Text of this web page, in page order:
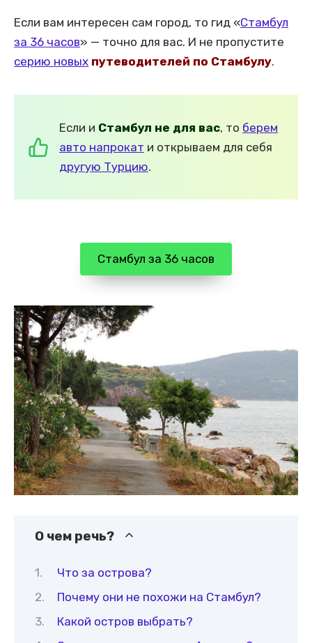
Если вам интересен сам город, то гид «Стамбул
за 36 часов» — точно для вас. И не пропустите
серию новых путеводителей по Стамбулу.
Если и Стамбул не для вас, то берем
авто напрокат и открываем для себя
другую Турцию.
Стамбул за 36 часов
О чем речь?
Что за острова?
Почему они не похожи на Стамбул?
Какой остров выбрать?